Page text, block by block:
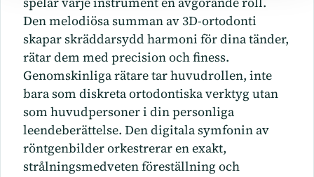
Den melodiösa summan av 3D-ortodonti
skapar skräddarsydd harmoni för dina tänder,
rätar dem med precision och finess.
Genomskinliga rätare tar huvudrollen, inte
bara som diskreta ortodontiska verktyg utan
som huvudpersoner i din personliga
leendeberättelse. Den digitala symfonin av
röntgenbilder orkestrerar en exakt,
strålningsmedveten föreställning och